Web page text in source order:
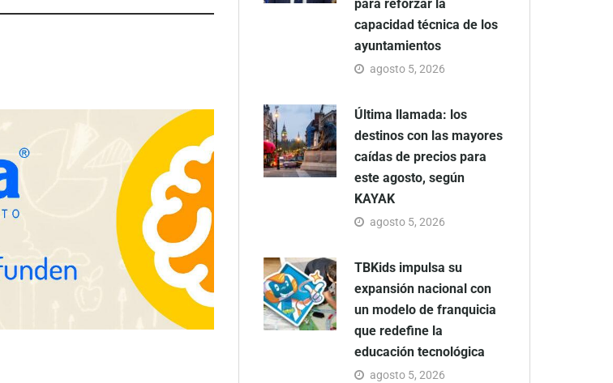
referencia para empresas y
para reforzar la
capacidad técnica de los
ayuntamientos
agosto 5, 2026
Última llamada: los
destinos con las mayores
caídas de precios para
este agosto, según
KAYAK
agosto 5, 2026
TBKids impulsa su
expansión nacional con
un modelo de franquicia
que redefine la
educación tecnológica
agosto 5, 2026